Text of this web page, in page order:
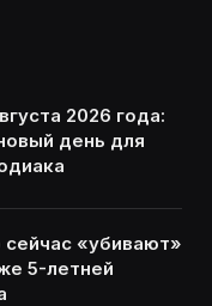
2026 года:
день для
сейчас «убивают»
5-летней